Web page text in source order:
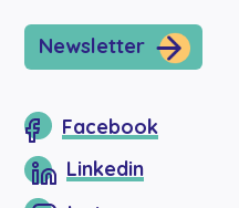
Newsletter
Facebook
Linkedin